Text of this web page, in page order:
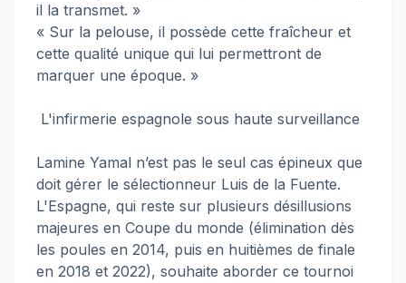
il la transmet. »
« Sur la pelouse, il possède cette fraîcheur et
cette qualité unique qui lui permettront de
marquer une époque. »
L'infirmerie espagnole sous haute surveillance
Lamine Yamal n’est pas le seul cas épineux que
doit gérer le sélectionneur Luis de la Fuente.
L'Espagne, qui reste sur plusieurs désillusions
majeures en Coupe du monde (élimination dès
les poules en 2014, puis en huitièmes de finale
en 2018 et 2022), souhaite aborder ce tournoi